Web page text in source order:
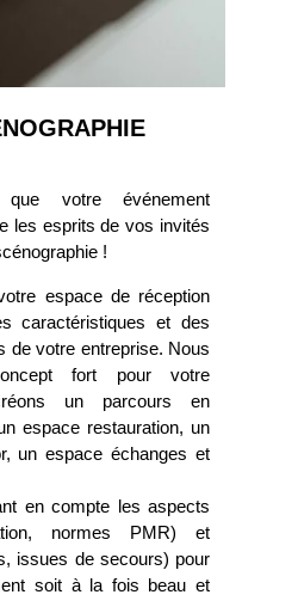
votre événement
les esprits de vos invités
!
espace de réception
caractéristiques et des
de votre entreprise. Nous
fort pour votre
un parcours en
espace restauration, un
un espace échanges et
en compte les aspects
normes PMR) et
issues de secours) pour
soit à la fois beau et